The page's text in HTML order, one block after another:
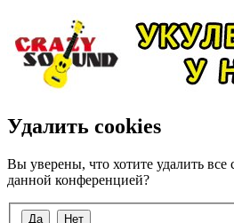
Удалить cookies
Вы уверены, что хотите удалить все
данной конференцией?